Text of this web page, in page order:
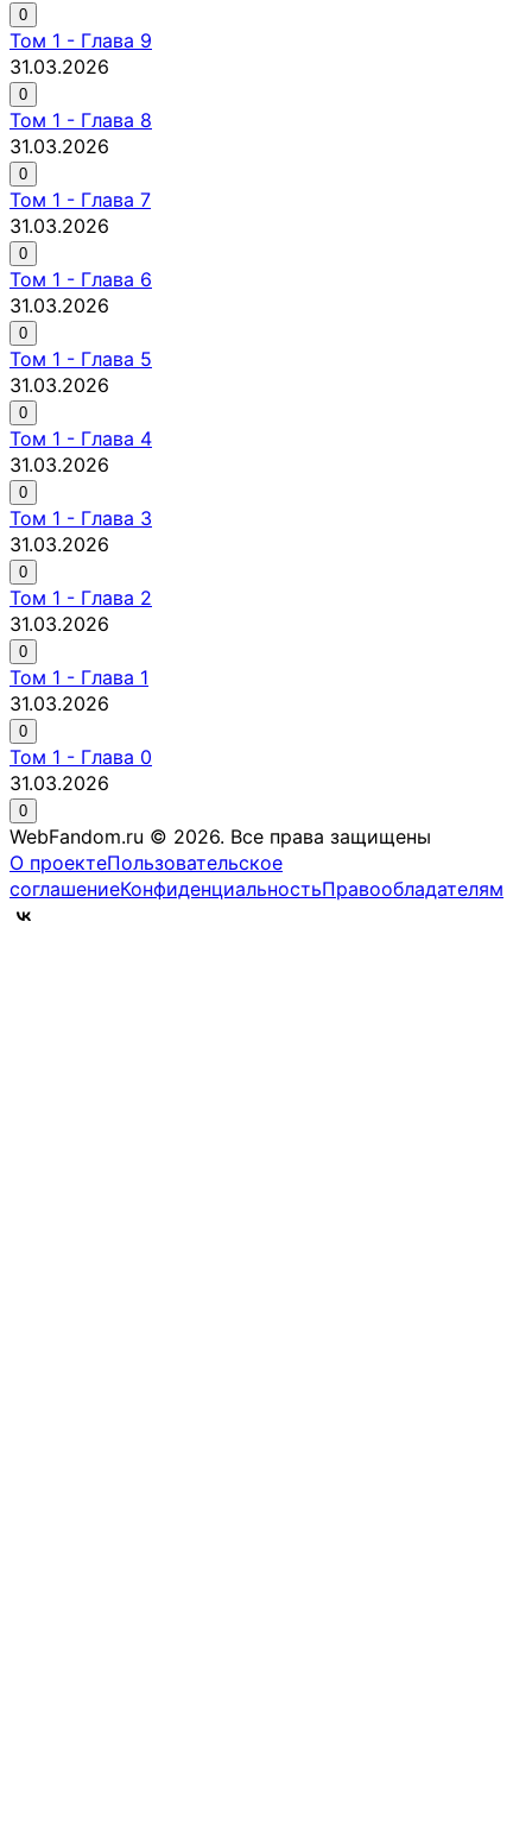
0
Том 1 - Глава 9
31.03.2026
0
Том 1 - Глава 8
31.03.2026
0
Том 1 - Глава 7
31.03.2026
0
Том 1 - Глава 6
31.03.2026
0
Том 1 - Глава 5
31.03.2026
0
Том 1 - Глава 4
31.03.2026
0
Том 1 - Глава 3
31.03.2026
0
Том 1 - Глава 2
31.03.2026
0
Том 1 - Глава 1
31.03.2026
0
Том 1 - Глава 0
31.03.2026
0
WebFandom.ru © 2026. Все права защищены
О проектеПользовательское
соглашениеКонфиденциальностьПравообладателям